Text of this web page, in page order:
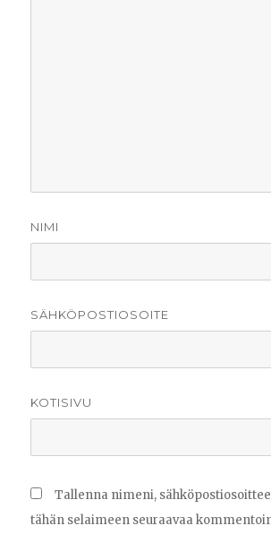
NIMI
SÄHKÖPOSTIOSOITE
KOTISIVU
Tallenna nimeni,
tähän selaimeen seuraavaa